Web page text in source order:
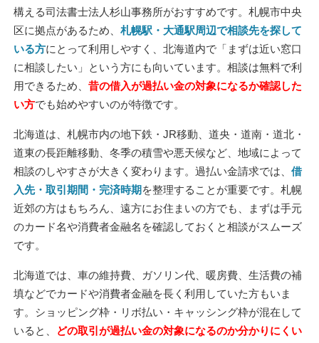
構える司法書士法人杉山事務所がおすすめです。札幌市中央
区に拠点があるため、 札幌駅・大通駅周辺で相談先を探して
いる方にとって利用しやすく、北海道内で「まずは近い窓口
に相談したい」という方にも向いています。相談は無料で利
用できるため、 昔の借入が過払い金の対象になるか確認した
い方でも始めやすいのが特徴です。
北海道は、札幌市内の地下鉄・JR移動、道央・道南・道北・
道東の長距離移動、冬季の積雪や悪天候など、地域によって
相談のしやすさが大きく変わります。過払い金請求では、 借
入先・取引期間・完済時期 を整理することが重要です。札幌
近郊の方はもちろん、遠方にお住まいの方でも、まずは手元
のカード名や消費者金融名を確認しておくと相談がスムーズ
です。
北海道では、車の維持費、ガソリン代、暖房費、生活費の補
填などでカードや消費者金融を長く利用していた方もいま
す。ショッピング枠・リボ払い・キャッシング枠が混在して
いると、
どの取引が過払い金の対象になるのか分かりにくい